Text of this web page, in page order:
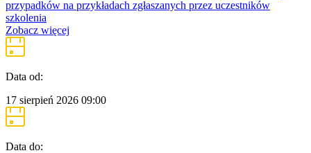
przypadków na przykładach zgłaszanych przez uczestników
szkolenia
Zobacz więcej
Data od:
17 sierpień 2026 09:00
Data do: